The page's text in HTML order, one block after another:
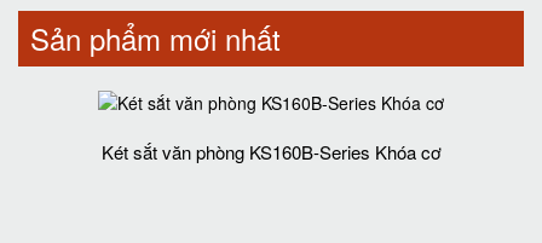
Sản phẩm mới nhất
Két sắt văn phòng KS160B-Series Khóa cơ